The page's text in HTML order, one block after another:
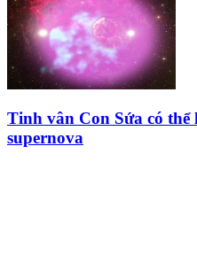
Tinh vân Con Sứa có
supernova